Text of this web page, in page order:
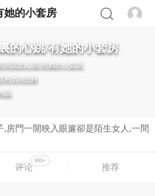
她的小套房
的心跳/有她的小套房
间里的心跳/有她的小套房
科长&色棒
国
房門一開映入眼簾卻是陌生女人,一間
评论
999+
推荐